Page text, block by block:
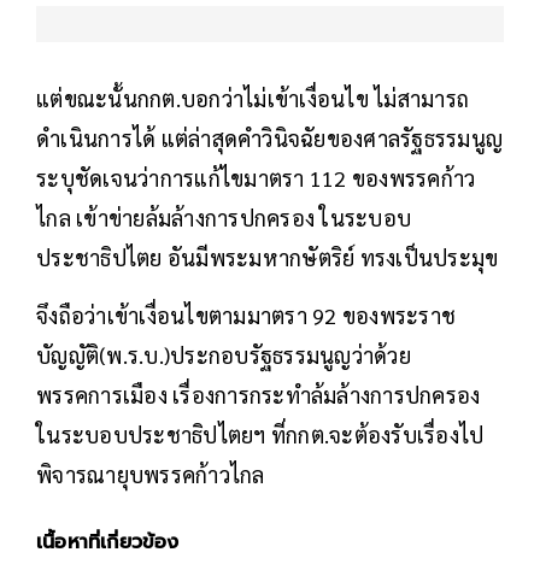
แต่ขณะนั้นกกต.บอกว่าไม่เข้าเงื่อนไข ไม่สามารถ
ดำเนินการได้ แต่ล่าสุดคำวินิจฉัยของศาลรัฐธรรมนูญ
ระบุชัดเจนว่าการแก้ไขมาตรา 112 ของพรรคก้าว
ไกล เข้าข่ายล้มล้างการปกครอง ในระบอบ
ประชาธิปไตย อันมีพระมหากษัตริย์ ทรงเป็นประมุข
จึงถือว่าเข้าเงื่อนไขตามมาตรา 92 ของพระราช
บัญญัติ(พ.ร.บ.)ประกอบรัฐธรรมนูญว่าด้วย
พรรคการเมือง เรื่องการกระทำล้มล้างการปกครอง
ในระบอบประชาธิปไตยฯ ที่กกต.จะต้องรับเรื่องไป
พิจารณายุบพรรคก้าวไกล
เนื้อหาที่เกี่ยวข้อง